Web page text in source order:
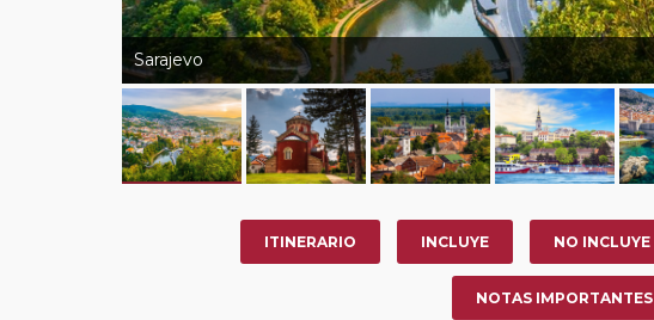
Sarajevo
ITINERARIO INCLUYE NO INCLUYE
NOTAS IMPORTANTES